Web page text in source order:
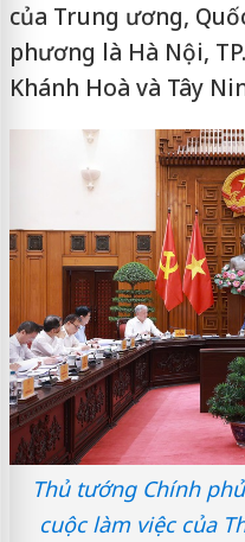
của Trung ương,
phương là Hà Nội,
Khánh Hoà và Tây
Thủ tướng Chính
cuộc làm việc của